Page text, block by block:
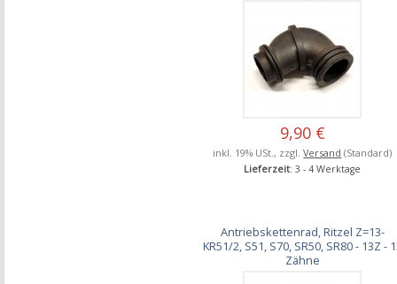
9,90 €
inkl. 19% USt., zzgl.Versand (Standard)
Lieferzeit: 3 - 4 Werktage
Antriebskettenrad, Ritzel Z=13-
KR51/2, S51, S70, SR50, SR80 - 13Z -
Zähne